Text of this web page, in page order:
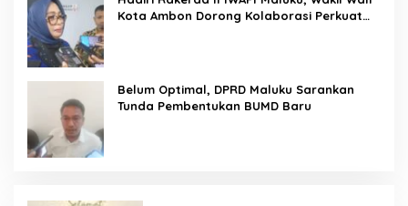
Kota Ambon Dorong Kolaborasi Perkuat
Belum Optimal, DPRD Maluku Sarankan